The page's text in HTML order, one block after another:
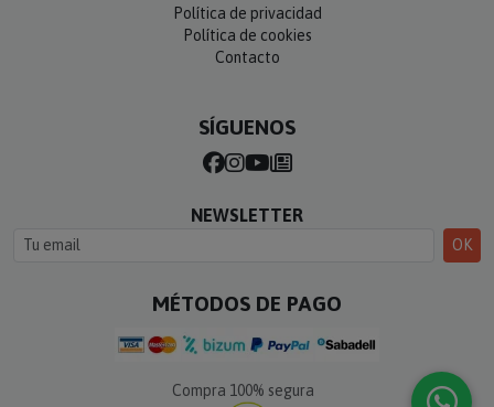
Política de privacidad
Política de cookies
Contacto
SÍGUENOS
NEWSLETTER
OK
MÉTODOS DE PAGO
Compra 100% segura